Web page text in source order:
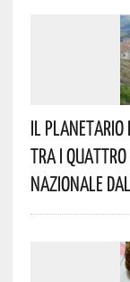
Il Planetario
Tra I
Nazionale